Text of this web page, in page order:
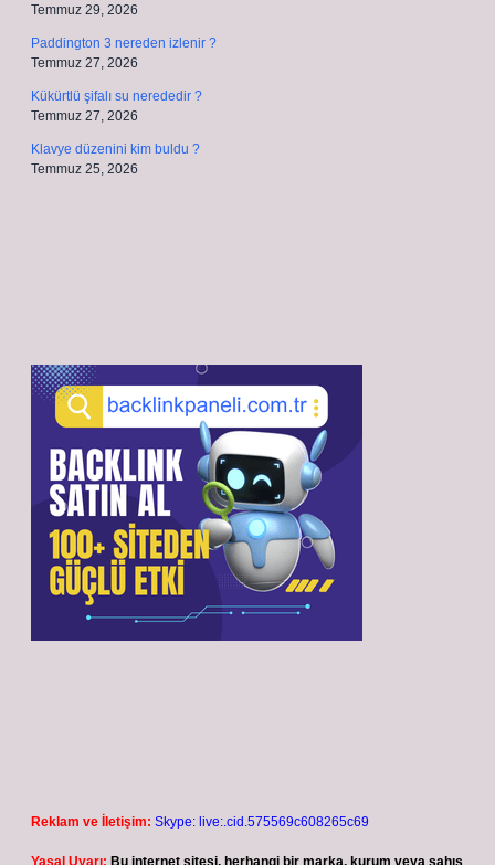
Temmuz 29, 2026
Paddington 3 nereden izlenir ?
Temmuz 27, 2026
Kükürtlü şifalı su nerededir ?
Temmuz 27, 2026
Klavye düzenini kim buldu ?
Temmuz 25, 2026
Reklam ve İletişim: Skype: live:.cid.575569c608265c69
Yasal Uyarı: Bu internet sitesi, herhangi bir marka, kurum veya şahıs